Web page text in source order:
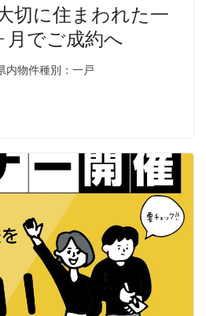
切に住まわれた一
月でご成約へ
内物件種別：一戸